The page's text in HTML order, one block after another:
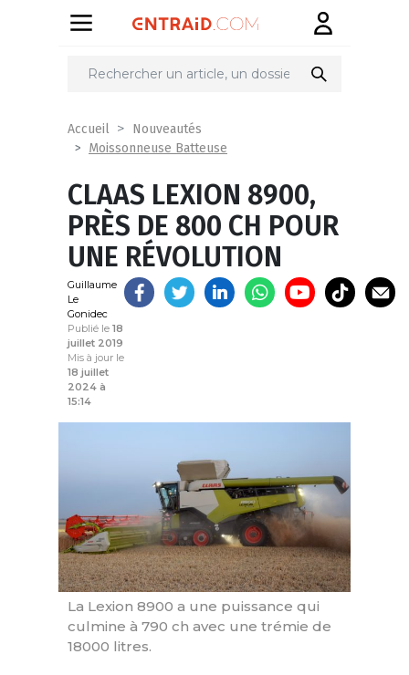
Partager
Accueil
Nouveautés
Moissonneuse Batteuse
CLAAS LEXION 8900,
PRÈS DE 800 CH POUR
UNE RÉVOLUTION
Guillaume
Le
Gonidec
Publié le 18
juillet 2019
Mis à jour le
18 juillet
2024 à
15:14
La Lexion 8900 a une puissance qui
culmine à 790 ch avec une trémie de
18000 litres.